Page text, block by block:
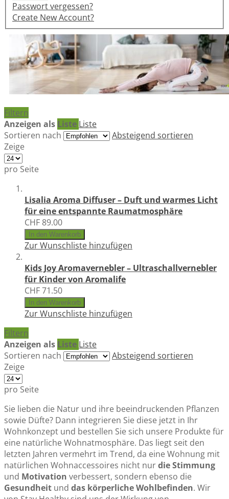
Passwort vergessen?
Create New Account?
Filtern
Anzeigen als Liste Liste
Sortieren nach
Absteigend sortieren
Zeige
pro Seite
Lisalia Aroma Diffuser – Duft und warmes Licht
für eine entspannte Raumatmosphäre
CHF 89.00
In den Warenkorb
Zur Wunschliste hinzufügen
Kids Joy Aromavernebler – Ultraschallvernebler
für Kinder von Aromalife
CHF 71.50
In den Warenkorb
Zur Wunschliste hinzufügen
Filtern
Anzeigen als Liste Liste
Sortieren nach
Absteigend sortieren
Zeige
pro Seite
Sie lieben die Natur und ihre beeindruckenden Pflanzen
sowie Düfte? Dann integrieren Sie diese jetzt in Ihr
Wohnkonzept und bestellen Sie sich unsere Produkte für
eine natürliche Wohnatmosphäre. Das liegt seit den
letzten Jahren vermehrt im Trend, da eine Wohnung mit
natürlichen Wohnaccessoires nicht nurdie Stimmung
und Motivation verbessert, sondern ebenso die
Gesundheit und das körperliche Wohlbefinden. Wir